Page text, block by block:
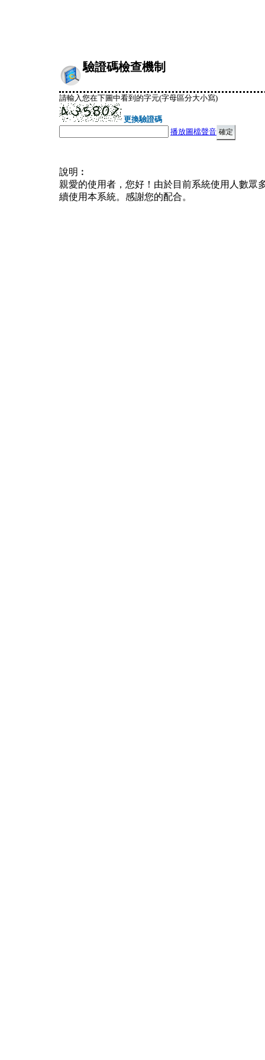
驗證碼檢查機制
請輸入您在下圖中看到的字元(字母區分大小寫)
更換驗證碼
播放圖檔聲音
說明︰
親愛的使用者，您好！由於目前系統使用人數眾
續使用本系統。感謝您的配合。